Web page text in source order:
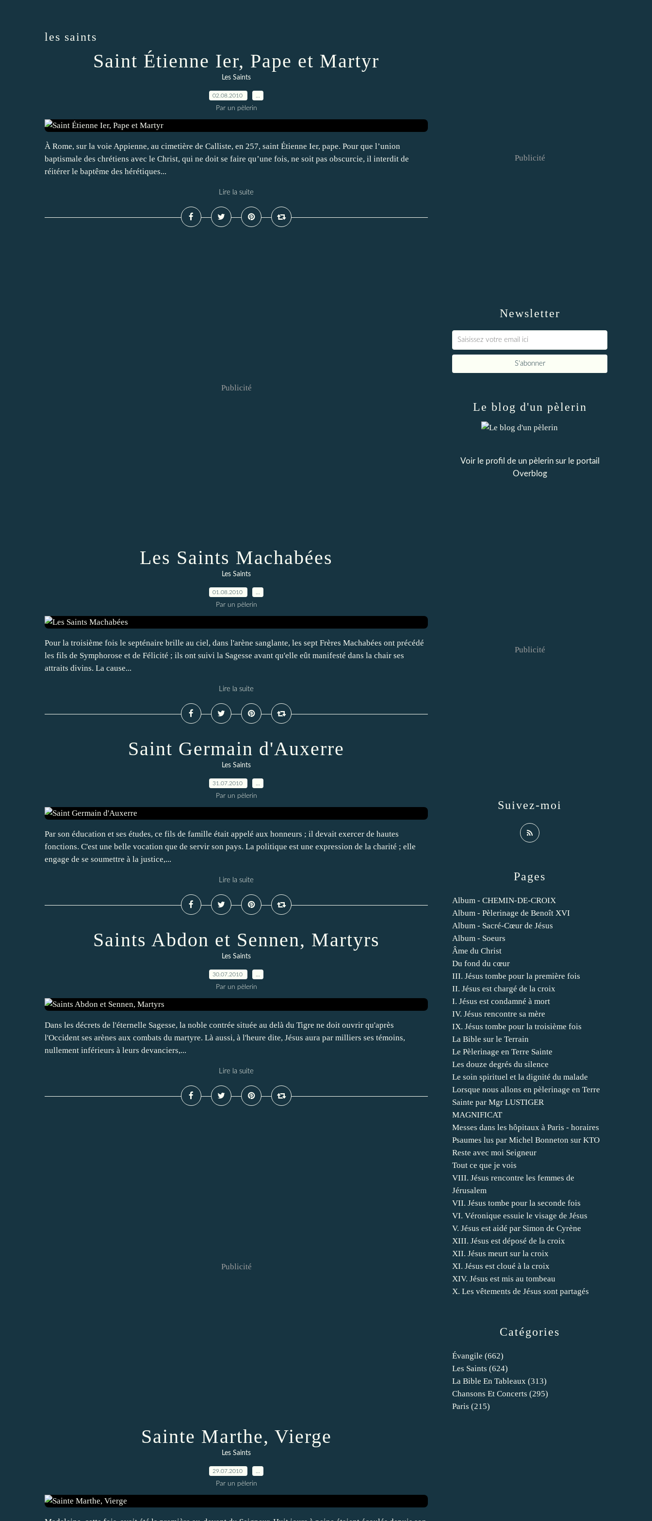
les saints
Saint Étienne Ier, Pape et Martyr
Les Saints
02.08.2010
Par un pèlerin
À Rome, sur la voie Appienne, au cimetière de Calliste, en 257, saint Étienne Ier, pape. Pour que l’union
baptismale des chrétiens avec le Christ, qui ne doit se faire qu’une fois, ne soit pas obscurcie, il interdit de
réitérer le baptême des hérétiques...
Lire la suite
Publicité
Les Saints Machabées
Les Saints
01.08.2010
Par un pèlerin
Pour la troisième fois le septénaire brille au ciel, dans l'arène sanglante, les sept Frères Machabées ont précédé
les fils de Symphorose et de Félicité ; ils ont suivi la Sagesse avant qu'elle eût manifesté dans la chair ses
attraits divins. La cause...
Lire la suite
Saint Germain d'Auxerre
Les Saints
31.07.2010
Par un pèlerin
Par son éducation et ses études, ce fils de famille était appelé aux honneurs ; il devait exercer de hautes
fonctions. C'est une belle vocation que de servir son pays. La politique est une expression de la charité ; elle
engage de se soumettre à la justice,...
Lire la suite
Saints Abdon et Sennen, Martyrs
Les Saints
30.07.2010
Par un pèlerin
Dans les décrets de l'éternelle Sagesse, la noble contrée située au delà du Tigre ne doit ouvrir qu'après
l'Occident ses arènes aux combats du martyre. Là aussi, à l'heure dite, Jésus aura par milliers ses témoins,
nullement inférieurs à leurs devanciers,...
Lire la suite
Publicité
Sainte Marthe, Vierge
Les Saints
29.07.2010
Par un pèlerin
Newsletter
Publicité
Catégories
Évangile (662)
Les Saints (624)
La Bible En Tableaux (313)
Chansons Et Concerts (295)
Paris (215)
Pages
Album - CHEMIN-DE-CROIX
Album - Pèlerinage de Benoît XVI
Album - Sacré-Cœur de Jésus
Album - Soeurs
Âme du Christ
Du fond du cœur
III. Jésus tombe pour la première fois
II. Jésus est chargé de la croix
I. Jésus est condamné à mort
IV. Jésus rencontre sa mère
IX. Jésus tombe pour la troisième fois
La Bible sur le Terrain
Le Pèlerinage en Terre Sainte
Les douze degrés du silence
Le soin spirituel et la dignité du malade
Lorsque nous allons en pèlerinage en Terre
Sainte par Mgr LUSTIGER
MAGNIFICAT
Messes dans les hôpitaux à Paris - horaires
Psaumes lus par Michel Bonneton sur KTO
Reste avec moi Seigneur
Tout ce que je vois
VIII. Jésus rencontre les femmes de
Jérusalem
VII. Jésus tombe pour la seconde fois
VI. Véronique essuie le visage de Jésus
V. Jésus est aidé par Simon de Cyrène
XIII. Jésus est déposé de la croix
XII. Jésus meurt sur la croix
XI. Jésus est cloué à la croix
XIV. Jésus est mis au tombeau
X. Les vêtements de Jésus sont partagés
Le blog d'un pèlerin
Voir le profil de un pèlerinsur le portail
Overblog
Suivez-moi
Publicité